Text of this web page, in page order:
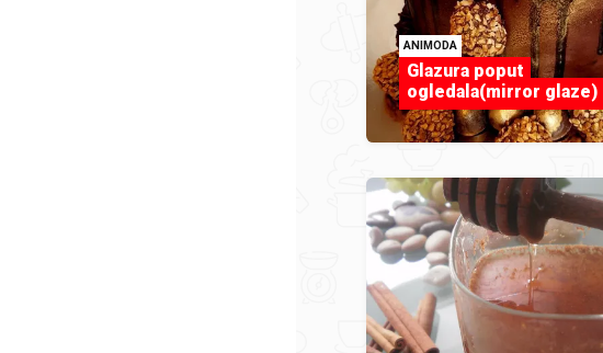
ANIMODA
Glazura poput
ogledala(mirror glaze)